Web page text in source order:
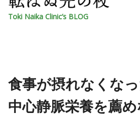
Toki Naika Clinic’s BLOG
食事が摂れなくな
中心静脈栄養を薦